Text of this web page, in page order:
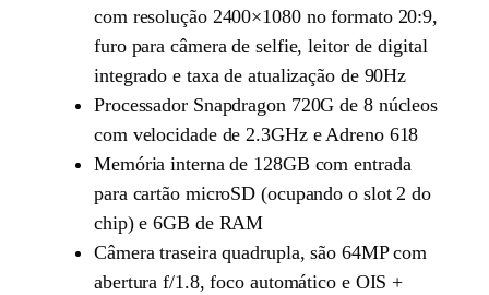
com resolução 2400×1080 no formato 20:9,
furo para câmera de selfie, leitor de digital
integrado e taxa de atualização de 90Hz
Processador Snapdragon 720G de 8 núcleos
com velocidade de 2.3GHz e Adreno 618
Memória interna de 128GB com entrada
para cartão microSD (ocupando o slot 2 do
chip) e 6GB de RAM
Câmera traseira quadrupla, são 64MP com
abertura f/1.8, foco automático e OIS +